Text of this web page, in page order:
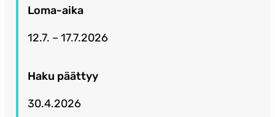
Loma-aika
12.7. – 17.7.2026
Haku päättyy
30.4.2026